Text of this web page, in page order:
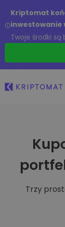
Kriptomat
inwestowanie
Twoje środki są
Trzy